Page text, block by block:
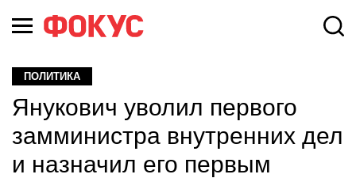
ПОЛИТИКА
Янукович уволил первого
замминистра внутренних дел
и назначил его первым